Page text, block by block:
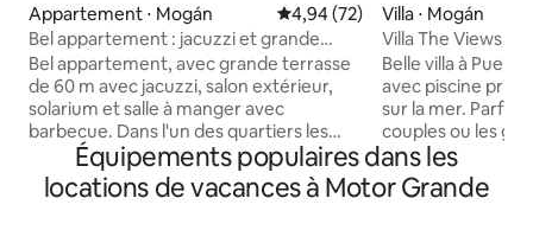
Appartement ⋅ Mogán Évaluation moyenne sur la
4,94 (72)
Bel appartement : jacuzzi et grande
terrasse Puerto Rico
Bel appartement, avec grande terrasse
de 60 m avec jacuzzi, salon extérieur,
solarium et salle à manger avec
barbecue. Dans l'un des quartiers les
plus calmes de Porto Rico, au sud de
Gran Canaria, à 5 minutes des nouveaux
centres commerciaux, à 20 minutes de
Villa ⋅ Mogán
Villa The Views
Belle villa à
avec piscine
sur la mer. Parfait
couples ou les
trois chambres,
terrasse pour
coucher du soleil.
Équipements populaires dans les
locations de vacances à Motor Grande